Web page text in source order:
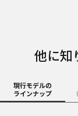
他に知
現行モデルの
ラインナップ